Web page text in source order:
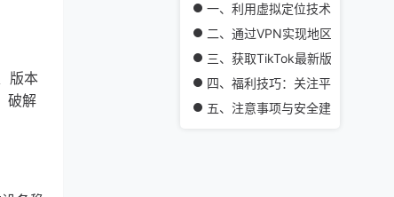
一、利用虚拟定位技术实现地区
二、通过VPN实现地区解锁
三、获取TikTok最新版本的途径
四、福利技巧：关注平台官方账
五、注意事项与安全建议
版本
破解